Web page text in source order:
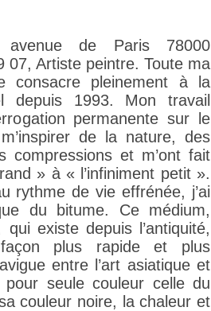
avenue de Paris 78000
07, Artiste peintre. Toute ma
consacre pleinement à la
depuis 1993. Mon travail
permanente sur le
de la nature, des
compressions et m’ont fait
» à « l’infiniment petit ».
rythme de vie effrénée, j’ai
du bitume. Ce médium,
existe depuis l’antiquité,
plus rapide et plus
entre l’art asiatique et
seule couleur celle du
couleur noire, la chaleur et